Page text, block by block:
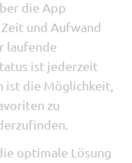
die App
und Aufwand
laufende
ist jederzeit
ist die Möglichkeit,
zu
optimale Lösung